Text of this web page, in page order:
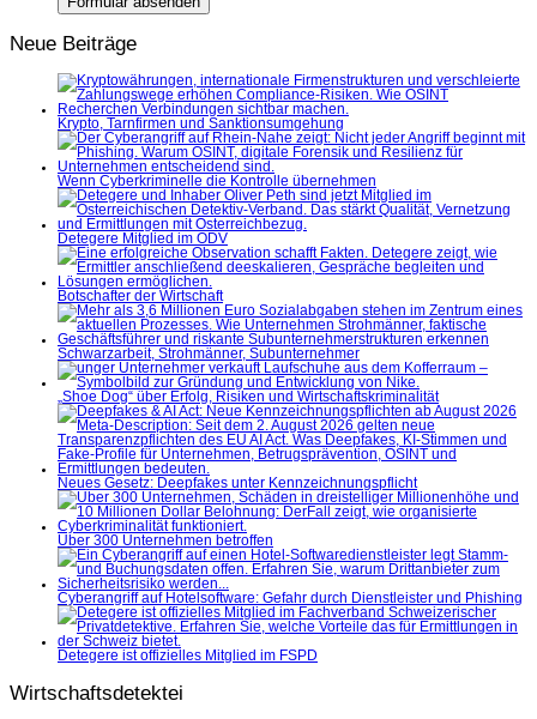
Neue Beiträge
Krypto, Tarnfirmen und Sanktionsumgehung
Wenn Cyberkriminelle die Kontrolle übernehmen
Detegere Mitglied im ÖDV
Botschafter der Wirtschaft
Schwarzarbeit, Strohmänner, Subunternehmer
„Shoe Dog“ über Erfolg, Risiken und Wirtschaftskriminalität
Neues Gesetz: Deepfakes unter Kennzeichnungspflicht
Über 300 Unternehmen betroffen
Cyberangriff auf Hotelsoftware: Gefahr durch Dienstleister und Phishing
Detegere ist offizielles Mitglied im FSPD
Wirtschaftsdetektei